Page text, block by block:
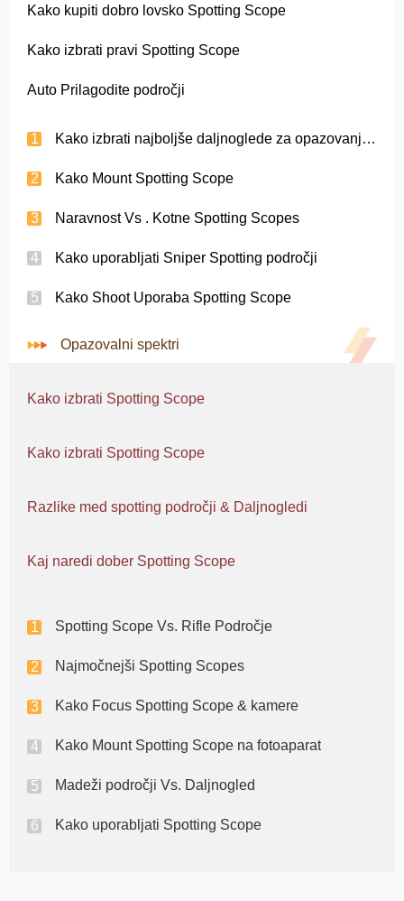
Kako kupiti dobro lovsko Spotting Scope
Kako izbrati pravi Spotting Scope
Auto Prilagodite področji
Kako izbrati najboljše daljnoglede za opazovanje ptic in Spotting
Kako Mount Spotting Scope
Naravnost Vs . Kotne Spotting Scopes
Kako uporabljati Sniper Spotting področji
Kako Shoot Uporaba Spotting Scope
Opazovalni spektri
Kako izbrati Spotting Scope
Kako izbrati Spotting Scope
Razlike med spotting področji & Daljnogledi
Kaj naredi dober Spotting Scope
Spotting Scope Vs. Rifle Področje
Najmočnejši Spotting Scopes
Kako Focus Spotting Scope & kamere
Kako Mount Spotting Scope na fotoaparat
Madeži področji Vs. Daljnogled
Kako uporabljati Spotting Scope